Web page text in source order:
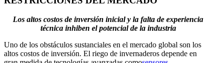
Los altos costos de inversión inicial y la falta de experiencia
técnica inhiben el potencial de la industria
Uno de los obstáculos sustanciales en el mercado global son los
altos costos de inversión. El riego de invernaderos depende en